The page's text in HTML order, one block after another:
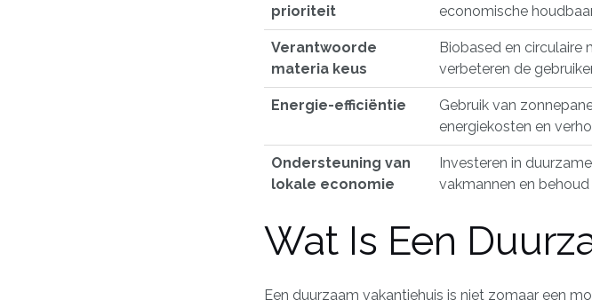
prioriteit
economische
Verantwoorde
materia keus
Biobased en circulaire
verbeteren de
Energie-efficiëntie
Gebruik van
energiekosten en
Ondersteuning van
lokale economie
Investeren in
vakmannen en
Wat Is Een
Een duurzaam vakantiehuis is niet zomaar een